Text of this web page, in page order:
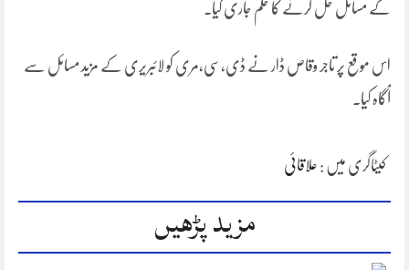
کے مسائل حل کرنے کا حکم جاری کیا۔
اس موقع پر تاجر وقاص ڈار نے ڈی،سی،مری کو لائبریری کے مزید مسائل سے
آگاہ کیا۔
کیٹاگری میں : علاقائی
مزید پڑھیں